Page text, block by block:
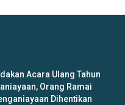
Acara Ulang Tahun
Orang Ramai
Dihentikan